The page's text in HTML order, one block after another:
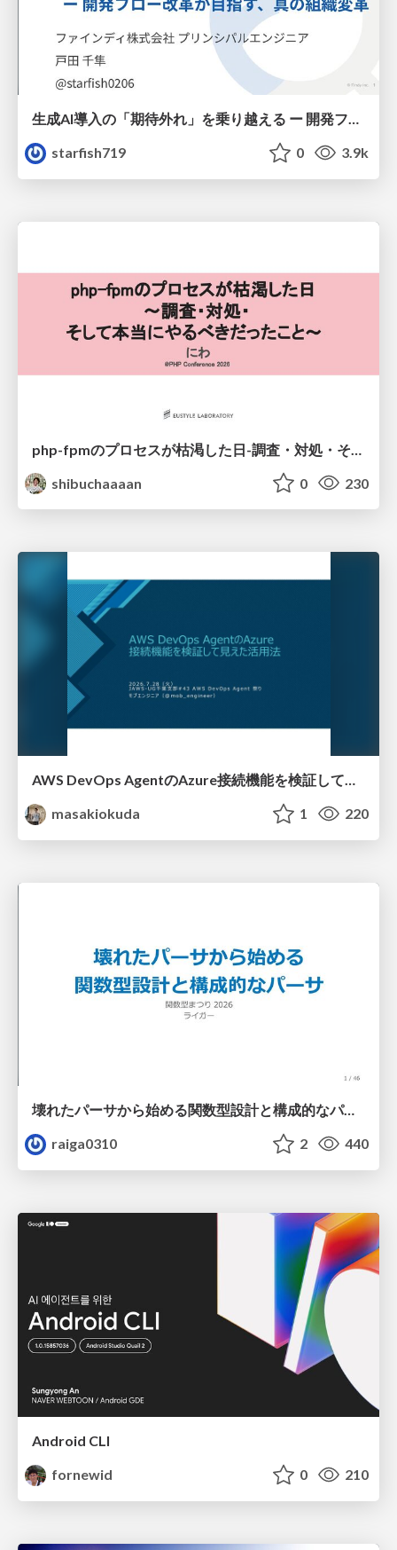
生成AI導入の「期待外れ」を乗り越える ー 開発フロー改革が目指す、真の組織変革
starfish719
0 3.9k
shibuchaaaan
0 230
AWS DevOps AgentのAzure接続機能を検証して見えた活用法／Use Cases Verified for the AWS DevOps Agent's Azure Connectivity Feature
masakiokuda
1 220
壊れたパーサから始める関数型設計と構成的なパーサ #fp_matsuri
raiga0310
2 440
Android CLI
fornewid
0 210